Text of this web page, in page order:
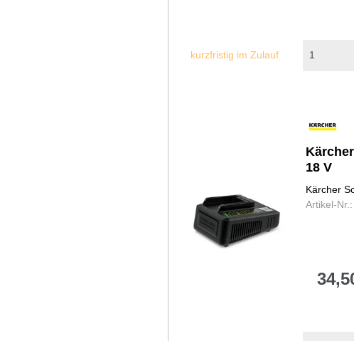
kurzfristig im Zulauf
18 V
Kärcher
Artikel-